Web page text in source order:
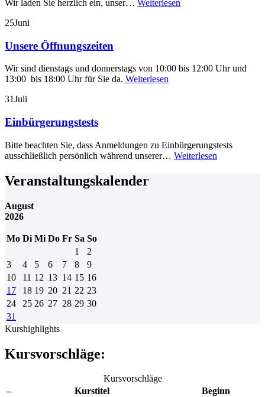
Wir laden Sie herzlich ein, unser… Weiterlesen
25Juni
Unsere Öffnungszeiten
Wir sind dienstags und donnerstags von 10:00 bis 12:00 Uhr und
13:00 bis 18:00 Uhr für Sie da. Weiterlesen
31Juli
Einbürgerungstests
Bitte beachten Sie, dass Anmeldungen zu Einbürgerungstests
ausschließlich persönlich während unserer… Weiterlesen
Veranstaltungskalender
August
2026
Mo Di Mi Do Fr Sa So
1
2
3
4 5 6 7 8
9
10
11 12 13 14 15 16
17
18 19 20 21 22 23
24
25 26 27 28 29 30
31
Kurshighlights
Kursvorschläge:
Kursvorschläge
–
Kurstitel
Beginn